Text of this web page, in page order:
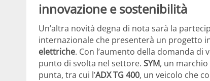
innovazione e sostenibilità
Un’altra novità degna di nota sarà la
internazionale che presenterà un progetto
elettriche. Con l’aumento della domanda
punto di svolta nel settore. SYM, un
punta, tra cui l’ADX TG 400, un veicolo che